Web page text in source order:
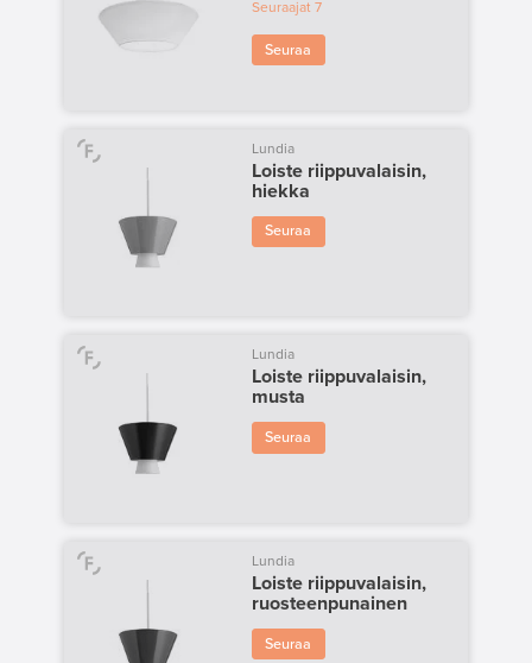
Seuraajat7
Seuraa
Lundia
Loiste riippuvalaisin,
hiekka
Seuraa
Lundia
Loiste riippuvalaisin,
musta
Seuraa
Lundia
Loiste riippuvalaisin,
ruosteenpunainen
Seuraa